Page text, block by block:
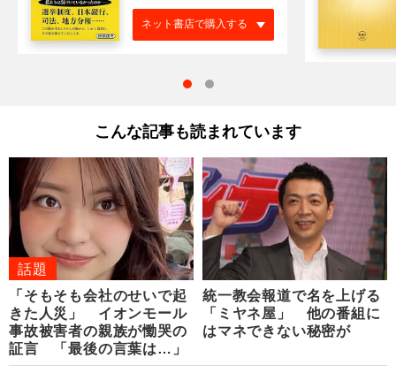
ネット書店で購入する
こんな記事も読まれています
話題
「そもそも会社のせいで起
きた人災」 イオンモール
事故被害者の親族が慟哭の
証言 「最後の言葉は…」
統一教会報道で名を上げる
「ミヤネ屋」 他の番組に
はマネできない秘密が